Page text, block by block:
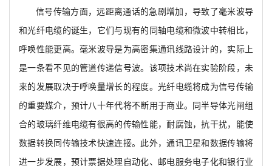
信号传输方面，远距离通话的急剧增加，导致了毫米波导
和光纤电缆的诞生，它们与现有的同轴电缆和微波中转相比，
呼唤性能更高。毫米波导是为高密集通讯线路设计的，实际上
是一条看不见的管道传递信号波。该项技术尚在实验阶段，未
来的发展取决于呼唤量增长的程度。光纤电缆将成为信号传输
的重要媒介，预计八十年代将不断用于商业。同半导体光闸组
合的玻璃纤维电缆有很高的传输性能，耐腐蚀，抗干扰，能使
数据转换同传输技术快速连接。此外，通讯卫星和数据传输将
进一步发展，预计票据处理自动化、邮电服务电子化和银行业